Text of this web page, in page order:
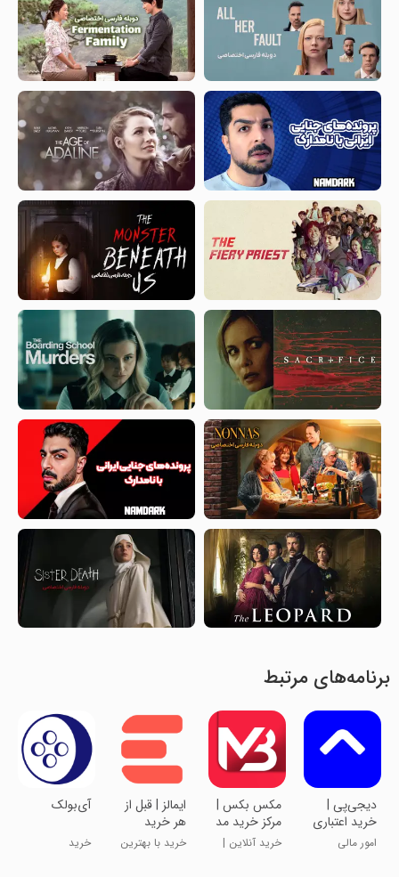
برنامه‌های مرتبط
‏‏دیجی‌پی |
خرید اعتباری
و پرداخت
قسطی
امور مالی
مکس بکس |
مرکز خرید مد
و پوشاک
خرید آنلاین |
‏‏‏‏‏ایمالز | قبل از
هر خرید
خرید با بهترین
آی‌بولک
خرید